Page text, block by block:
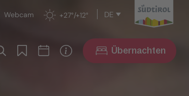
Webcam +27°/+12° DE
Übernachten